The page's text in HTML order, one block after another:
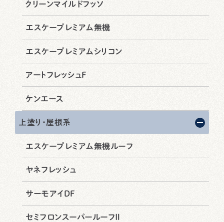
クリーンマイルドフッソ
エスケープレミアム無機
エスケープレミアムシリコン
アートフレッシュF
ケンエース
上塗り・屋根系
エスケープレミアム無機ルーフ
ヤネフレッシュ
サーモアイDF
セミフロンスーパールーフⅡ